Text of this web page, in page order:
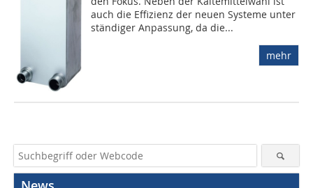
auch die Effizienz der neuen Systeme unter
ständiger Anpassung, da die...
mehr